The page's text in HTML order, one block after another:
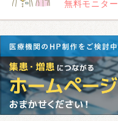
無料モニター